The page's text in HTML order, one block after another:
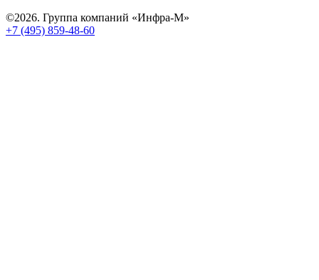
©2026. Группа компаний «Инфра-М»
+7 (495) 859-48-60